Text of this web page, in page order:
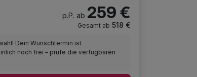
p.P. ab 259 €
Gesamt ab 518 €
Dein Wunschtermin ist
noch frei – prüfe die verfügbaren